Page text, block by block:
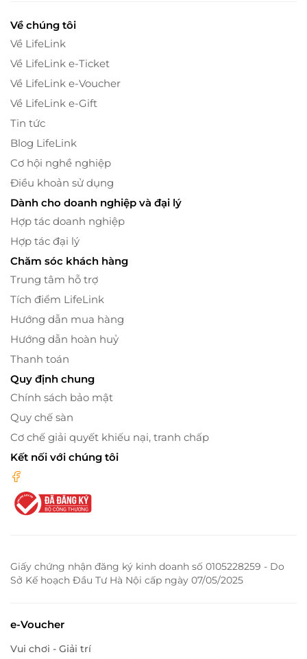
Về chúng tôi
Về LifeLink
Về LifeLink e-Ticket
Về LifeLink e-Voucher
Về LifeLink e-Gift
Tin tức
Blog LifeLink
Cơ hội nghề nghiệp
Điều khoản sử dụng
Dành cho doanh nghiệp và đại lý
Hợp tác doanh nghiệp
Hợp tác đại lý
Chăm sóc khách hàng
Trung tâm hỗ trợ
Tích điểm LifeLink
Hướng dẫn mua hàng
Hướng dẫn hoàn huỷ
Thanh toán
Quy định chung
Chính sách bảo mật
Quy chế sàn
Cơ chế giải quyết khiếu nại, tranh chấp
Kết nối với chúng tôi
Giấy chứng nhận đăng ký kinh doanh số 0105228259 - Do
Sở Kế hoạch Đầu Tư Hà Nội cấp ngày 07/05/2025
e-Voucher
Vui chơi - Giải trí